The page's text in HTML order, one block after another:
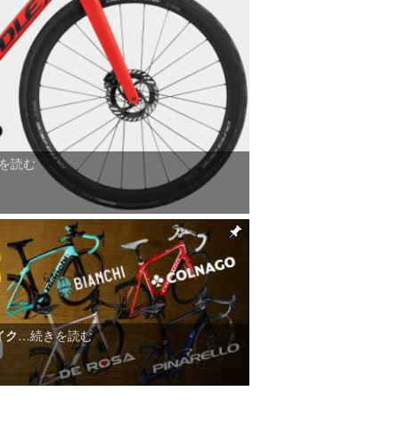
読む
ク …続きを読む